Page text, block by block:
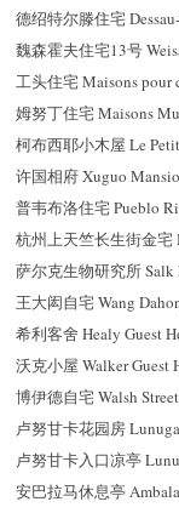
德绍特尔滕住宅
魏森霍夫住宅13号
工头住宅 Maisons pour
姆努丁住宅 Maisons
柯布西耶小木屋 Le
许国相府 Xuguo
普韦布洛住宅 Pueblo
杭州上天竺长生街金宅
萨尔克生物研究所
王大闳自宅 Wang
希利客舍 Healy Guest
沃克小屋 Walker Guest
博伊德自宅 Walsh
卢努甘卡花园房
卢努甘卡入口凉亭
安巴拉马休息亭